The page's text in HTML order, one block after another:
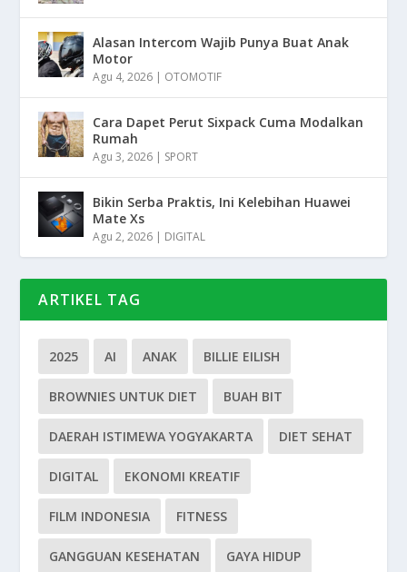
Alasan Intercom Wajib Punya Buat Anak
Motor
Agu 4, 2026 | OTOMOTIF
Cara Dapet Perut Sixpack Cuma Modalkan
Rumah
Agu 3, 2026 | SPORT
Bikin Serba Praktis, Ini Kelebihan Huawei
Mate Xs
Agu 2, 2026 | DIGITAL
ARTIKEL TAG
2025 AI ANAK BILLIE EILISH
BROWNIES UNTUK DIET BUAH BIT
DAERAH ISTIMEWA YOGYAKARTA DIET SEHAT
DIGITAL EKONOMI KREATIF
FILM INDONESIA FITNESS
GANGGUAN KESEHATAN GAYA HIDUP